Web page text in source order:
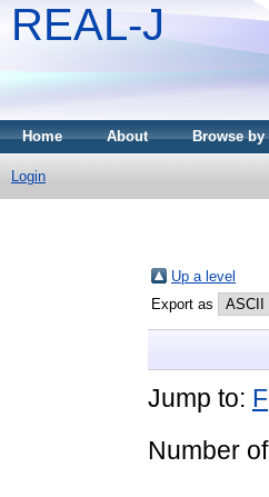
REAL-J
Home About Browse by
Login
Up a level
Export as
Jump to: F
Number